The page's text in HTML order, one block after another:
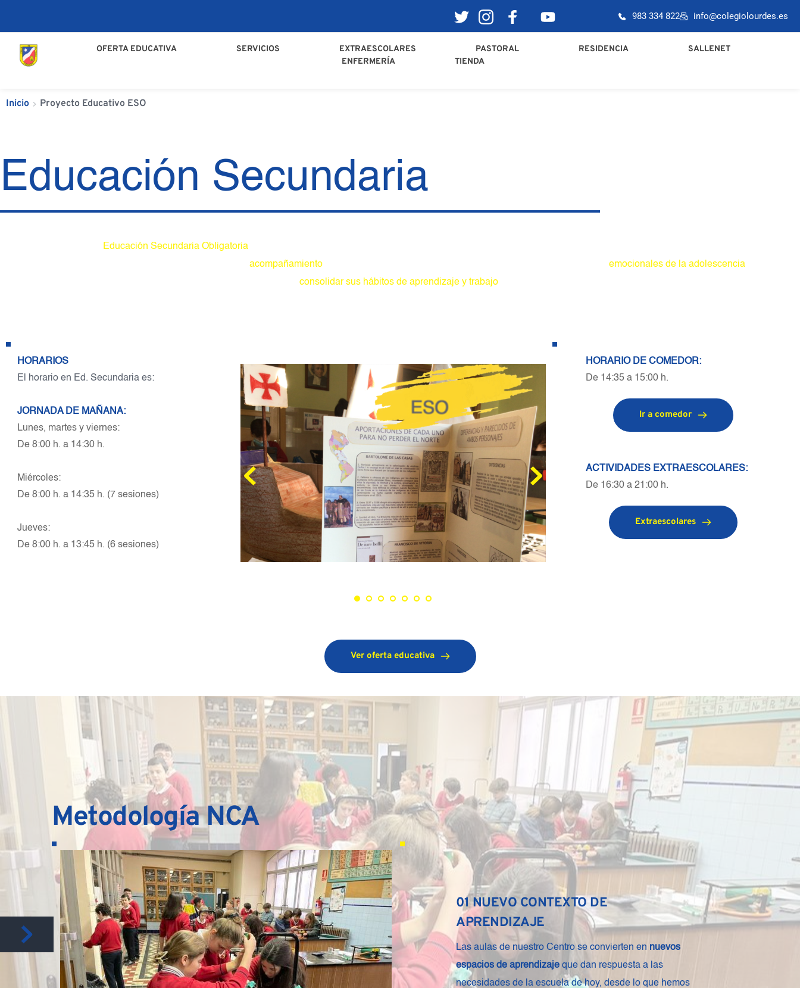
983 334 822 info@colegiolourdes.es
OFERTA EDUCATIVA SERVICIOS EXTRAESCOLARES PASTORAL RESIDENCIA
SALLENET
ENFERMERÍA
TIENDA
Inicio Proyecto Educativo ESO
Educación Secundaria
Educación Secundaria Obligatoria
acompañamiento emocionales de la adolescencia
consolidar sus hábitos de aprendizaje y trabajo
HORARIOS
El horario en Ed. Secundaria es:
JORNADA DE MAÑANA:
Lunes, martes y viernes:
De 8:00 h. a 14:30 h.
Miércoles:
De 8:00 h. a 14:35 h. (7 sesiones)
Jueves:
De 8:00 h. a 13:45 h. (6 sesiones)
HORARIO DE COMEDOR:
De 14:35 a 15:00 h.
Ir a comedor
ACTIVIDADES EXTRAESCOLARES:
De 16:30 a 21:00 h.
Extraescolares
Ver oferta educativa
Metodología NCA
02 MARCO PEDAGÓGICO
NCA es un marco pedagógico y pastoral, con identidad
propia, que presenta una propuesta organizativa,
metodológica y evaluativa clara, que otorga sentido
pleno a la educación de la persona abordando de forma